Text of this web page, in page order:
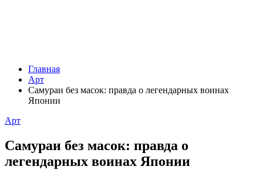
Главная
Арт
Самураи без масок: правда о легендарных воинах
Японии
Арт
Самураи без масок: правда о
легендарных воинах Японии